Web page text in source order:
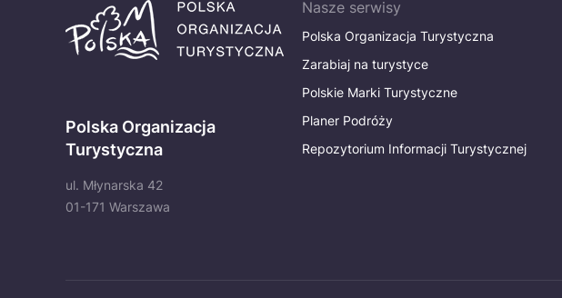
Polska Organizacja
Turystyczna
ul. Młynarska 42
01-171 Warszawa
Nasze serwisy
Polska Organizacja Turystyczna
Zarabiaj na turystyce
Polskie Marki Turystyczne
Planer Podróży
Repozytorium Informacji Turystycznej